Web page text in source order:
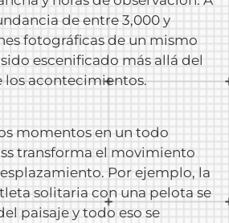
de entre 3,000 y
fotográficas de un mismo
escenificado más allá del
acontecimientos.
momentos en un todo
transforma el movimiento
Por ejemplo, la
solitaria con una pelota se
paisaje y todo eso se